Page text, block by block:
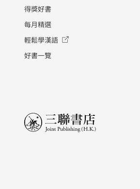
得獎好書
每月精選
輕鬆學漢語
好書一覽